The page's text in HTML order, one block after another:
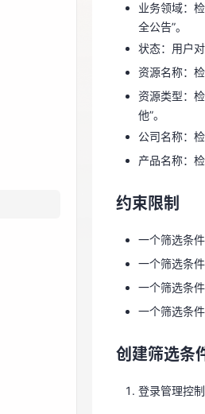
免费试用中心
资源名称：
资源类型：
他”。
公司名称：
产品名称：
约束限制
一个筛选条
一个筛选条
创建筛选条
在页面左上角
业务领域：
全公告”。
状态：用户
资源名称：
资源类型：
他”。
公司名称：
产品名称：
约束限制
一个筛选条件
一个筛选条件
一个筛选条件
一个筛选条件
创建筛选条
登录管理控制